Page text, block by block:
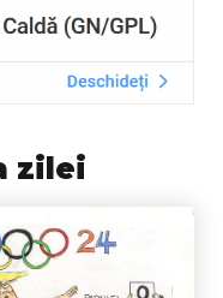
zilei